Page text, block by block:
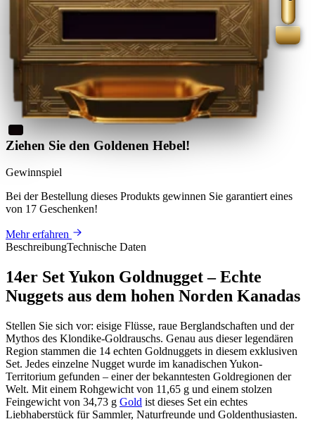
Ziehen Sie den Goldenen Hebel!
Gewinnspiel
Bei der Bestellung dieses Produkts gewinnen Sie garantiert eines
von 17 Geschenken!
Mehr erfahren
BeschreibungTechnische Daten
14er Set Yukon Goldnugget – Echte
Nuggets aus dem hohen Norden Kanadas
Stellen Sie sich vor: eisige Flüsse, raue Berglandschaften und der
Mythos des Klondike-Goldrauschs. Genau aus dieser legendären
Region stammen die 14 echten Goldnuggets in diesem exklusiven
Set. Jedes einzelne Nugget wurde im kanadischen Yukon-
Territorium gefunden – einer der bekanntesten Goldregionen der
Welt. Mit einem Rohgewicht von 11,65 g und einem stolzen
Feingewicht von 34,73 g Gold ist dieses Set ein echtes
Liebhaberstück für Sammler, Naturfreunde und Goldenthusiasten.